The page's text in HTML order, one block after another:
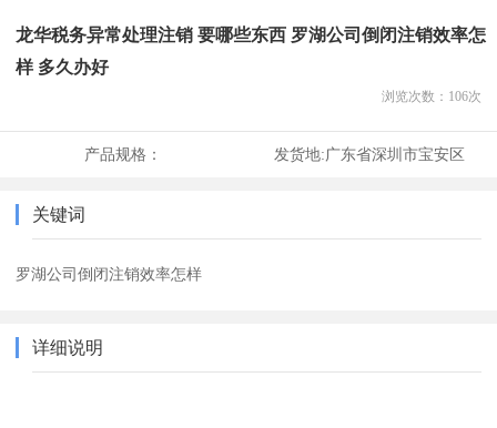
龙华税务异常处理注销 要哪些东西 罗湖公司倒闭注销效率怎
样 多久办好
浏览次数： 106次
产品规格： 发货地:广东省深圳市宝安区
关键词
罗湖公司倒闭注销效率怎样
详细说明